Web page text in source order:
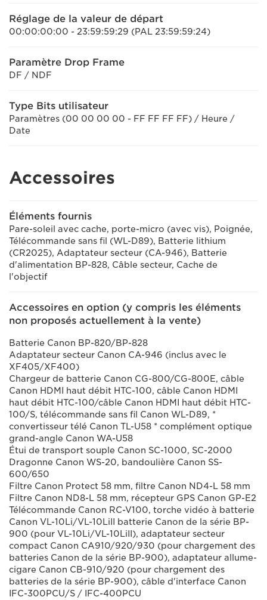
Réglage de la valeur de départ
00:00:00:00 - 23:59:59:29 (PAL 23:59:59:24)
Paramètre Drop Frame
DF / NDF
Type Bits utilisateur
Paramètres (00 00 00 00 - FF FF FF FF) / Heure /
Date
Accessoires
Éléments fournis
Pare-soleil avec cache, porte-micro (avec vis), Poignée,
Télécommande sans fil (WL-D89), Batterie lithium
(CR2025), Adaptateur secteur (CA-946), Batterie
d'alimentation BP-828, Câble secteur, Cache de
l'objectif
Accessoires en option (y compris les éléments
non proposés actuellement à la vente)
Batterie Canon BP-820/BP-828
Adaptateur secteur Canon CA-946 (inclus avec le
XF405/XF400)
Chargeur de batterie Canon CG-800/CG-800E, câble
Canon HDMI haut débit HTC-100, câble Canon HDMI
haut débit HTC-100/câble Canon HDMI haut débit HTC-
100/S, télécommande sans fil Canon WL-D89, *
convertisseur télé Canon TL-U58 * complément optique
grand-angle Canon WA-U58
Étui de transport souple Canon SC-1000, SC-2000
Dragonne Canon WS-20, bandoulière Canon SS-
600/650
Filtre Canon Protect 58 mm, filtre Canon ND4-L 58 mm
Filtre Canon ND8-L 58 mm, récepteur GPS Canon GP-E2
Télécommande Canon RC-V100, torche vidéo à batterie
Canon VL-10Li/VL-10LiII batterie Canon de la série BP-
900 (pour VL-10Li/VL-10LiII), adaptateur secteur
compact Canon CA910/920/930 (pour chargement des
batteries Canon de la série BP-900), adaptateur allume-
cigare Canon CB-910/920 (pour chargement des
batteries de la série BP-900), câble d'interface Canon
IFC-300PCU/S / IFC-400PCU